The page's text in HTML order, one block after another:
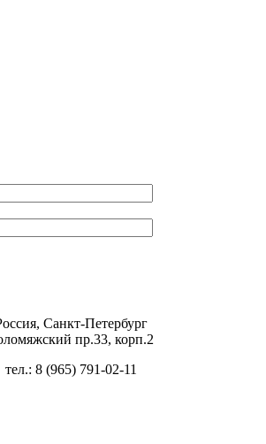
Санкт-Петербург
пр.33, корп.2
тел.: 8 (965) 791-02-11